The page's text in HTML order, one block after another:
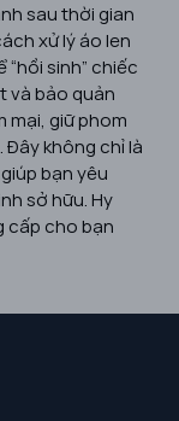
sau thời gian
xử lý áo len
sinh” chiếc
và bảo quản
mại, giữ phom
Đây không chỉ là
bạn yêu
sở hữu. Hy
cấp cho bạn